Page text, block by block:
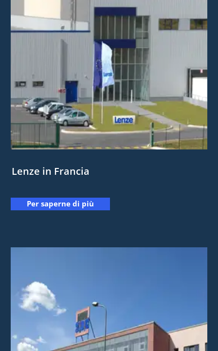
Lenze in Francia
Per saperne di più